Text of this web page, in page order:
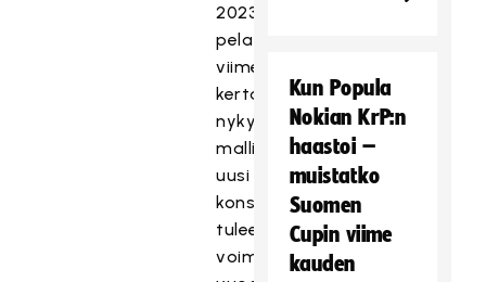
2023
pelataan
viimeistä
kertaa
nykyisellä
mallilla,
uusi
konsepti
tulee
voimaan
Kun Popula
Nokian KrP:n
haastoi –
muistatko
Suomen
Cupin viime
kauden